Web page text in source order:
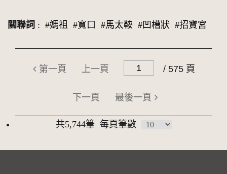
關聯詞 : #媽祖 #寬口 #馬太鞍 #凹槽狀 #招寶宮
第一頁 上一頁 / 575 頁
下一頁 最後一頁
共5,744筆 每頁筆數